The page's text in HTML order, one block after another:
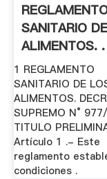
SANITARIO
ALIMENTOS. .
1 REGLAMENTO
SANITARIO DE
ALIMENTOS.
SUPREMO N°
TITULO
Artículo 1 .- Este
reglamento
condiciones .